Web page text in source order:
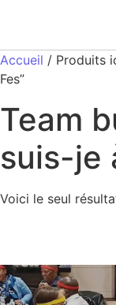
Accueil / Produits
Fes”
Team
suis-je
Voici le seul